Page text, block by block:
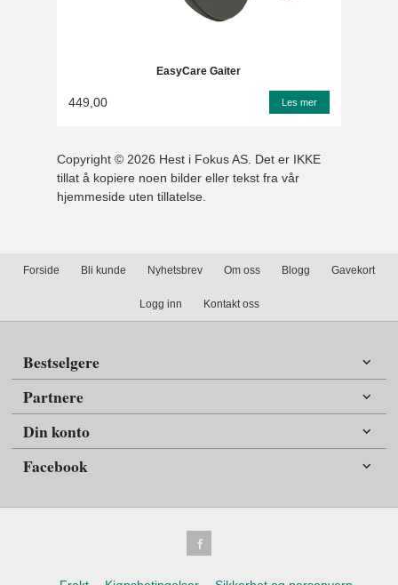
EasyCare Gaiter
449,00 Les mer
Copyright © 2026 Hest i Fokus AS. Det er IKKE
tillat å kopiere noen bilder eller tekst fra vår
hjemmeside uten tillatelse.
Forside Bli kunde Nyhetsbrev Om oss Blogg Gavekort
Logg inn Kontakt oss
Bestselgere
Partnere
Din konto
Facebook